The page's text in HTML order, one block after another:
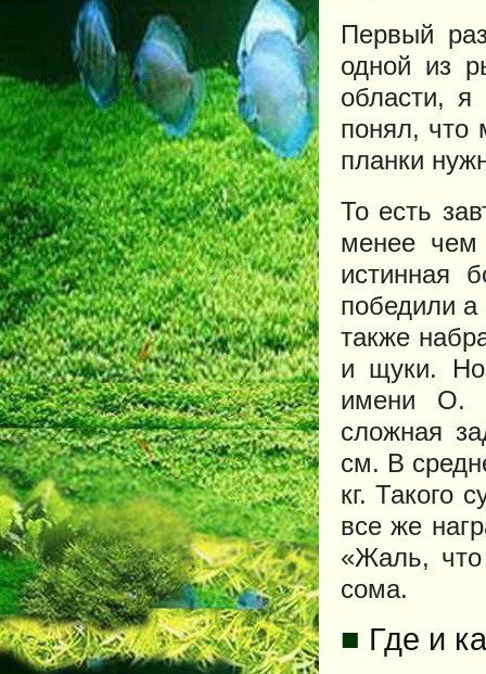
Первый
одной из
области,
понял, что
планки
То есть
менее чем
истинная
победили
также
и щуки.
имени О.
сложная
см. В
кг. Такого
все же
«Жаль,
сома.
■ Где и